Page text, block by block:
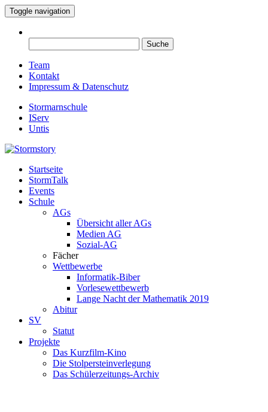
Toggle navigation
nach:
Team
Kontakt
Impressum & Datenschutz
Stormarnschule
IServ
Untis
Stormstory
Eure digitale Schülerzeitung
Startseite
StormTalk
Events
Schule
AGs
Übersicht aller AGs
Medien AG
Sozial-AG
Fächer
Wettbewerbe
Informatik-Biber
Vorlesewettbewerb
Lange Nacht der Mathematik 2019
Abitur
SV
Statut
Projekte
Das Kurzfilm-Kino
Die Stolpersteinverlegung
Das Schülerzeitungs-Archiv